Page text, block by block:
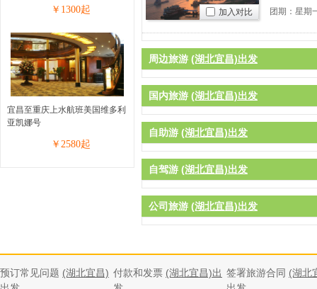
￥ 1300起
宜昌至重庆上水航班美国维多利
亚凯娜号
￥ 2580起
团期：星期
加入对比
周边旅游 (湖北宜昌)出发
国内旅游 (湖北宜昌)出发
自助游 (湖北宜昌)出发
自驾游 (湖北宜昌)出发
公司旅游 (湖北宜昌)出发
预订常见问题 (湖北宜昌) 付款和发票 (湖北宜昌)出 签署旅游合同 (湖北